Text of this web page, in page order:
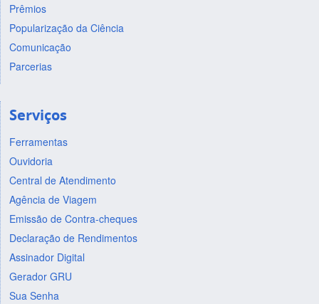
Prêmios
Popularização da Ciência
Comunicação
Parcerias
Serviços
Ferramentas
Ouvidoria
Central de Atendimento
Agência de Viagem
Emissão de Contra-cheques
Declaração de Rendimentos
Assinador Digital
Gerador GRU
Sua Senha